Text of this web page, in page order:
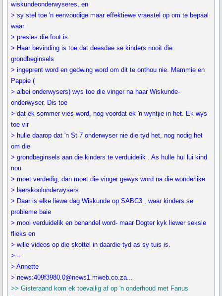
wiskundeonderwyseres, en
> sy stel toe 'n eenvoudige maar effektiewe vraestel op om te bepaal
waar
> presies die fout is.
> Haar bevinding is toe dat deesdae se kinders nooit die
grondbeginsels
> ingeprent word en gedwing word om dit te onthou nie. Mammie en
Pappie (
> albei onderwysers) wys toe die vinger na haar Wiskunde-
onderwyser. Dis toe
> dat ek sommer vies word, nog voordat ek 'n wyntjie in het. Ek wys
toe vir
> hulle daarop dat 'n St 7 onderwyser nie die tyd het, nog nodig het
om die
> grondbeginsels aan die kinders te verduidelik . As hulle hul lui kind
nou
> moet verdedig, dan moet die vinger gewys word na die wonderlike
> laerskoolonderwysers.
> Daar is elke liewe dag Wiskunde op SABC3 , waar kinders se
probleme baie
> mooi verduidelik en behandel word- maar Dogter kyk liewer seksie
flieks en
> wille videos op die skottel in daardie tyd as sy tuis is.
> --
> Annette
> news:409f3980.0@news1.mweb.co.za...
>> Gisteraand kom ek toevallig af op 'n onderhoud met Fanus